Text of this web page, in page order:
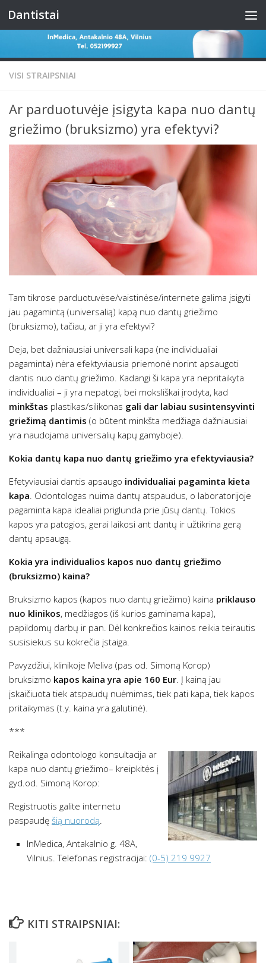
Skip to content
Dantistai
VISI STRAIPSNIAI
Ar parduotuvėje įsigyta kapa nuo dantų
griežimo (bruksizmo) yra efektyvi?
Tam tikrose parduotuvėse/vaistinėse/internete galima įsigyti
jau pagamintą (universalią) kapą nuo dantų griežimo
(bruksizmo), tačiau, ar ji yra efektyvi?
Deja, bet dažniausiai universali kapa (ne individualiai
pagaminta) nėra efektyviausia priemonė norint apsaugoti
dantis nuo dantų griežimo. Kadangi ši kapa yra nepritaikyta
individualiai – ji yra nepatogi, bei moksliškai įrodyta, kad
minkštas plastikas/silikonas gali dar labiau susintensyvinti
griežimą dantimis (o būtent minkšta medžiaga dažniausiai
yra naudojama universalių kapų gamyboje).
Kokia dantų kapa nuo dantų griežimo yra efektyviausia?
Efetyviausiai dantis apsaugo individualiai pagaminta kieta
kapa . Odontologas nuima dantų atspaudus, o laboratorijoje
pagaminta kapa idealiai priglunda prie jūsų dantų. Tokios
kapos yra patogios, gerai laikosi ant dantų ir užtikrina gerą
dantų apsaugą.
Kokia yra individualios kapos nuo dantų griežimo
(bruksizmo) kaina?
Bruksizmo kapos (kapos nuo dantų griežimo) kaina priklauso
nuo klinikos, medžiagos (iš kurios gaminama kapa),
papildomų darbų ir pan. Dėl konkrečios kainos reikia teirautis
susisiekus su kokrečia įstaiga.
Pavyzdžiui, klinikoje Meliva (pas od. Simoną Korop)
bruksizmo kapos kaina yra apie 160 Eur . Į kainą jau
įskaičiuota tiek atspaudų nuėmimas, tiek pati kapa, tiek kapos
pritaikymas (t.y. kaina yra galutinė).
***
Reikalinga odontologo konsultacija ar
kapa nuo dantų griežimo– kreipkitės į
gyd.od. Simoną Korop:
Registruotis galite internetu
paspaudę šią nuorodą
InMedica, Antakalnio g. 48A,
Vilnius. Telefonas registracijai: (0-5) 219 9927
KITI STRAIPSNIAI: